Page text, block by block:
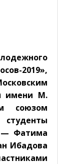
2019»,
имени М.
союзом
— Фатима
Ибадова